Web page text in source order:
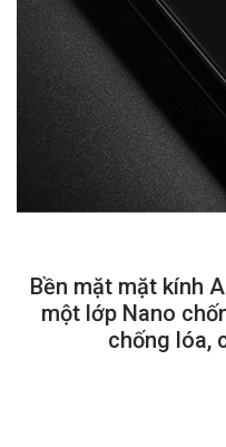
Bền mặt mặt kính
một lớp Nano
chống lóa,